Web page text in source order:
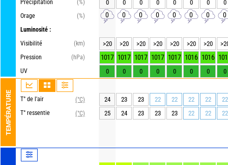
Précipitation
(%)
Orage
(%)
Luminosité :
Visibilité
(km)
Pression
(hPa)
UV
TEMPÉRATURE T° de l'air
(°C)
T° ressentie
(°C)
0 0 0 0 0 0 0 0
0 0 0 0 0 0 0 0
>20 >20 >20 >20 >20 >20 >20
1017 1017 1017 1017 1017 1016 1016
0 0 0 0 0 0 0 0
24 23 23 22 22 22 22
22
25
24 23 23 23 22 22 22